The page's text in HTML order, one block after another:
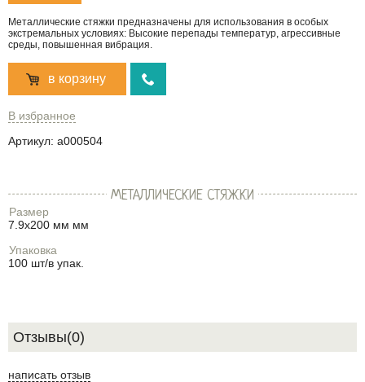
Металлические стяжки предназначены для использования в особых
экстремальных условиях: Высокие перепады температур, агрессивные
среды, повышенная вибрация.
в корзину
В избранное
Артикул: a000504
МЕТАЛЛИЧЕСКИЕ СТЯЖКИ
Размер
7.9x200 мм мм
Упаковка
100 шт/в упак.
Отзывы(0)
написать отзыв